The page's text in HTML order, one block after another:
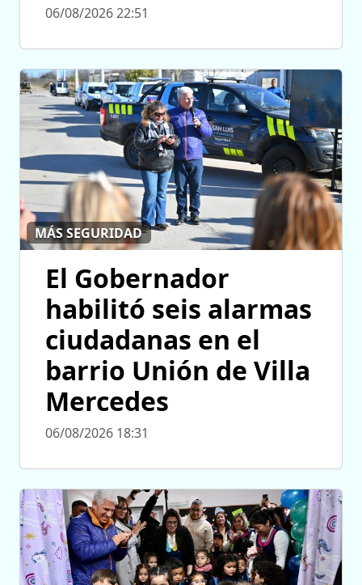
06/08/2026 22:51
MÁS SEGURIDAD
El Gobernador
habilitó seis alarmas
ciudadanas en el
barrio Unión de Villa
Mercedes
06/08/2026 18:31